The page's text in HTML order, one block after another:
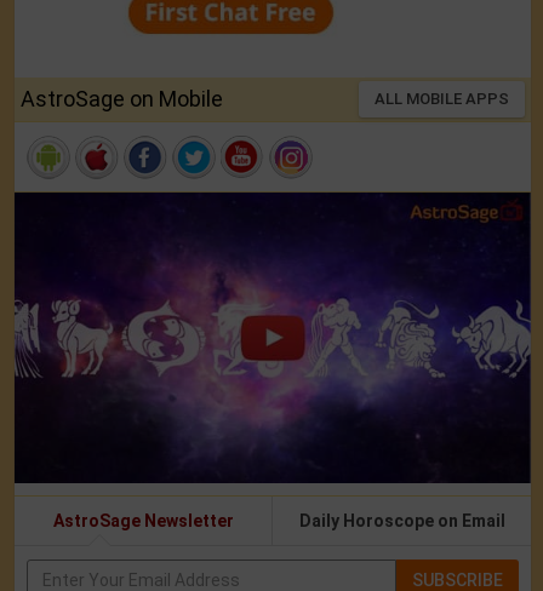
AstroSage on Mobile ALL MOBILE APPS
AstroSage Newsletter Daily Horoscope on Email
SUBSCRIBE